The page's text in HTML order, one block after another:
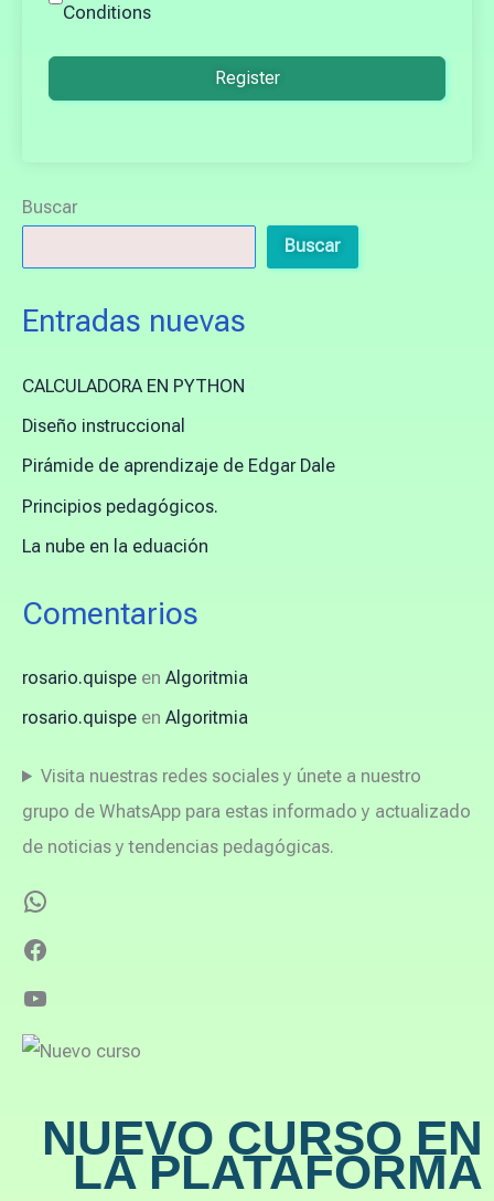
Buscar
Buscar
Entradas nuevas
CALCULADORA EN PYTHON
Diseño instruccional
Pirámide de aprendizaje de Edgar Dale
Principios pedagógicos.
La nube en la eduación
Comentarios
rosario.quispe en Algoritmia
rosario.quispe en Algoritmia
Visita nuestras redes sociales y únete a nuestro
grupo de WhatsApp para estas informado y actualizado
de noticias y tendencias pedagógicas.
Conditions
Register
NUEVO CURSO EN
LA PLATAFORMA